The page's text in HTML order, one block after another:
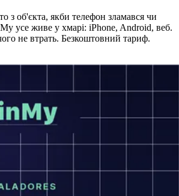
з об'єкта, якби телефон зламався чи
усе живе у хмарі: iPhone, Android, веб.
не втрать. Безкоштовний тариф.